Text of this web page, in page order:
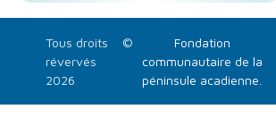
Tous droits
révervés
2026
©
Fondation
communautaire de la
péninsule acadienne.